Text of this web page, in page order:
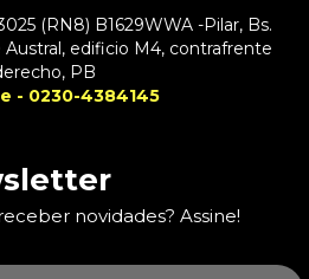
(RN8) B1629WWA -Pilar, Bs.
edificio M4, contrafrente
PB
- 0230-4384145
novidades? Assine!